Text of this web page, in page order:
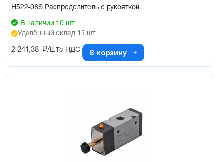
H522-08S Распределитель с рукояткой
В наличии 10 шт
Удалённый склад 15 шт
2 241,38 ₽/штс НДС В корзину